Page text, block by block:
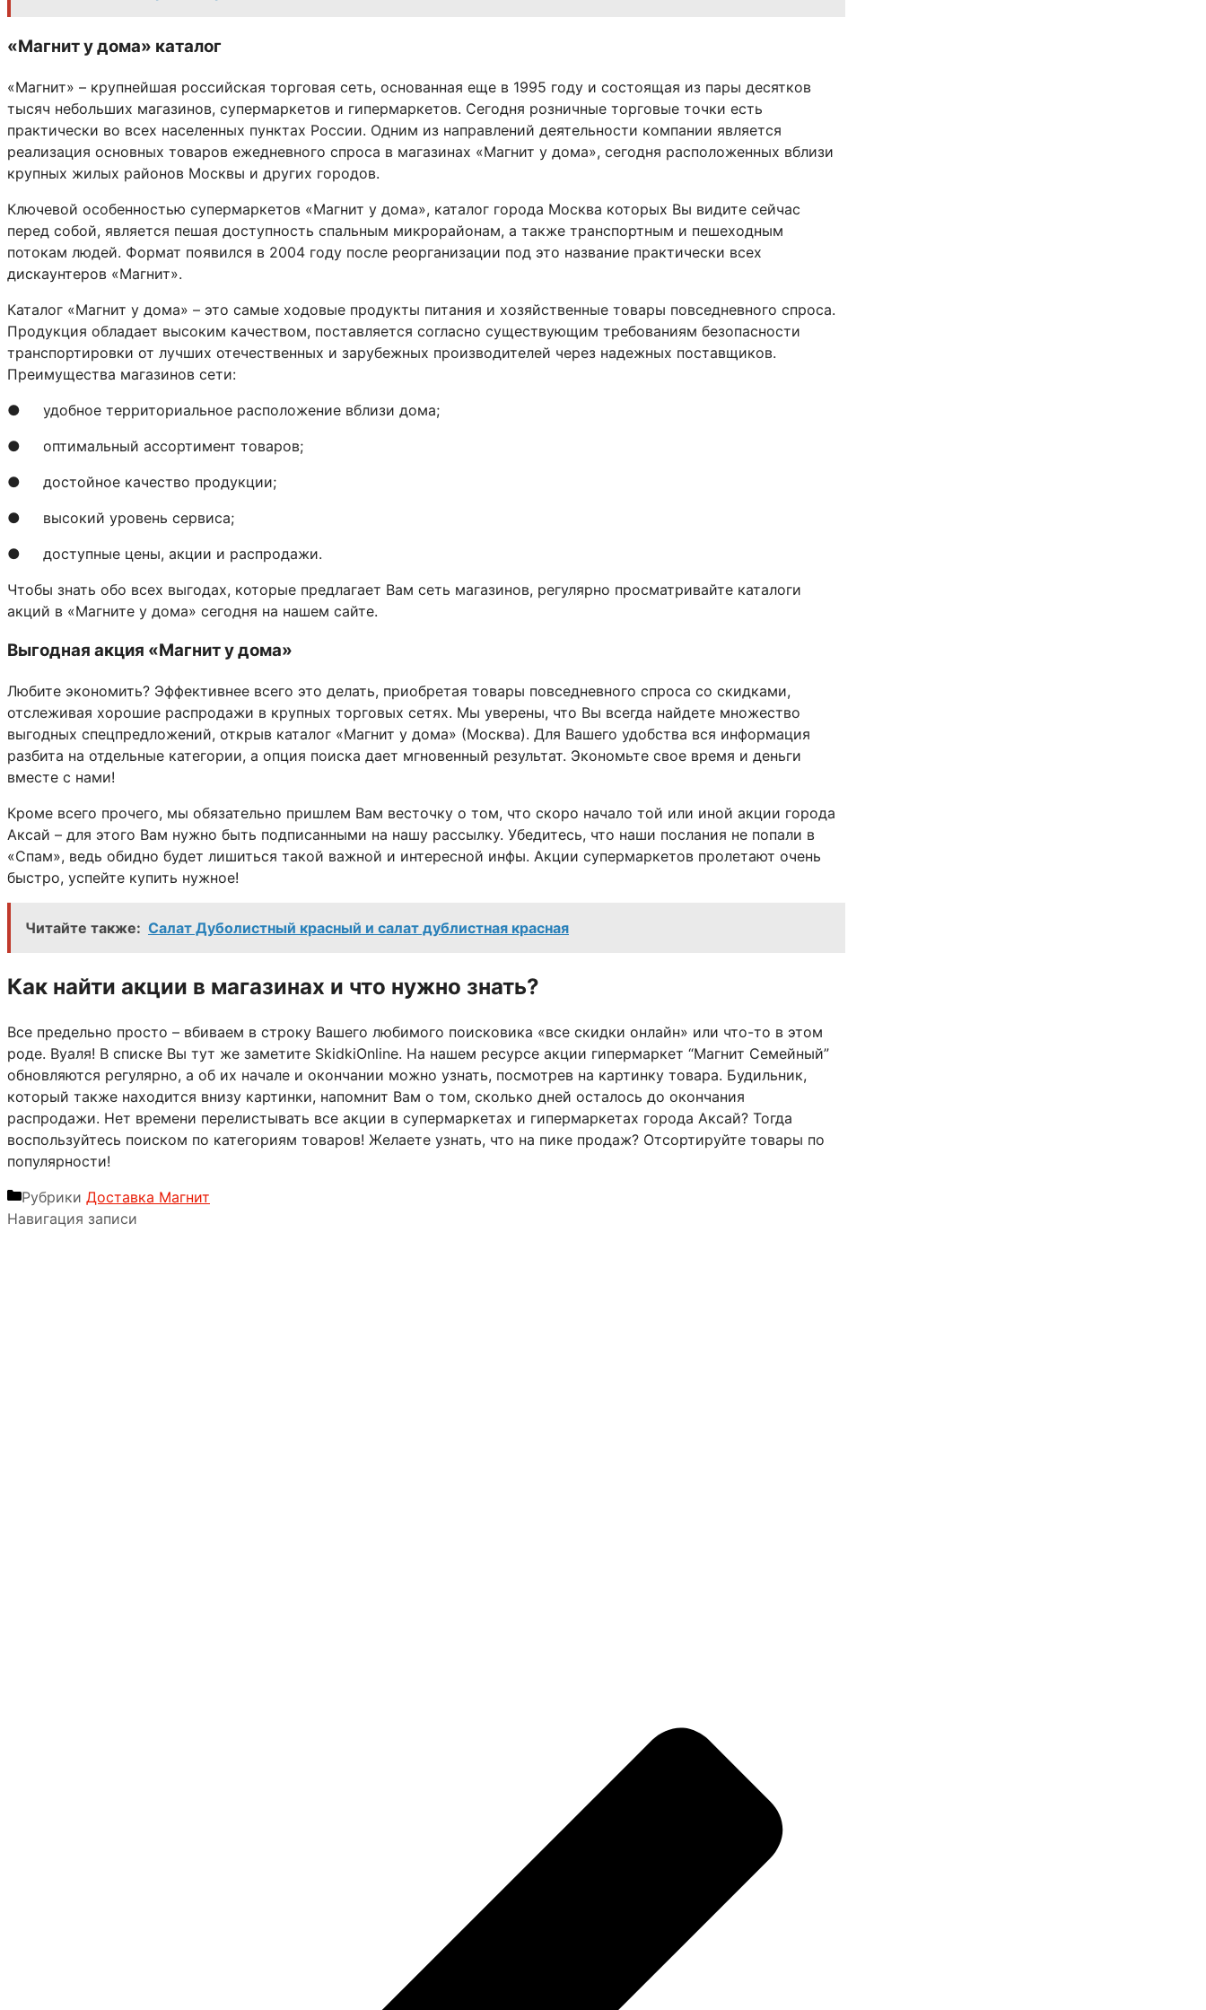
«Магнит у дома» каталог
«Магнит» – крупнейшая российская торговая сеть, основанная еще в 1995 году и состоящая из пары десятков
тысяч небольших магазинов, супермаркетов и гипермаркетов. Сегодня розничные торговые точки есть
практически во всех населенных пунктах России. Одним из направлений деятельности компании является
реализация основных товаров ежедневного спроса в магазинах «Магнит у дома», сегодня расположенных вблизи
крупных жилых районов Москвы и других городов.
Ключевой особенностью супермаркетов «Магнит у дома», каталог города Москва которых Вы видите сейчас
перед собой, является пешая доступность спальным микрорайонам, а также транспортным и пешеходным
потокам людей. Формат появился в 2004 году после реорганизации под это название практически всех
дискаунтеров «Магнит».
Каталог «Магнит у дома» – это самые ходовые продукты питания и хозяйственные товары повседневного спроса.
Продукция обладает высоким качеством, поставляется согласно существующим требованиям безопасности
транспортировки от лучших отечественных и зарубежных производителей через надежных поставщиков.
Преимущества магазинов сети:
● удобное территориальное расположение вблизи дома;
● оптимальный ассортимент товаров;
● достойное качество продукции;
● высокий уровень сервиса;
● доступные цены, акции и распродажи.
Чтобы знать обо всех выгодах, которые предлагает Вам сеть магазинов, регулярно просматривайте каталоги
акций в «Магните у дома» сегодня на нашем сайте.
Выгодная акция «Магнит у дома»
Любите экономить? Эффективнее всего это делать, приобретая товары повседневного спроса со скидками,
отслеживая хорошие распродажи в крупных торговых сетях. Мы уверены, что Вы всегда найдете множество
выгодных спецпредложений, открыв каталог «Магнит у дома» (Москва). Для Вашего удобства вся информация
разбита на отдельные категории, а опция поиска дает мгновенный результат. Экономьте свое время и деньги
вместе с нами!
Кроме всего прочего, мы обязательно пришлем Вам весточку о том, что скоро начало той или иной акции города
Аксай – для этого Вам нужно быть подписанными на нашу рассылку. Убедитесь, что наши послания не попали в
«Спам», ведь обидно будет лишиться такой важной и интересной инфы. Акции супермаркетов пролетают очень
быстро, успейте купить нужное!
Читайте также: Салат Дуболистный красный и салат дублистная красная
Как найти акции в магазинах и что нужно знать?
Все предельно просто – вбиваем в строку Вашего любимого поисковика «все скидки онлайн» или что-то в этом
роде. Вуаля! В списке Вы тут же заметите SkidkiOnline. На нашем ресурсе акции гипермаркет “Магнит Семейный”
обновляются регулярно, а об их начале и окончании можно узнать, посмотрев на картинку товара. Будильник,
который также находится внизу картинки, напомнит Вам о том, сколько дней осталось до окончания
распродажи. Нет времени перелистывать все акции в супермаркетах и гипермаркетах города Аксай? Тогда
воспользуйтесь поиском по категориям товаров! Желаете узнать, что на пике продаж? Отсортируйте товары по
популярности!
Рубрики Доставка Магнит
Навигация записи